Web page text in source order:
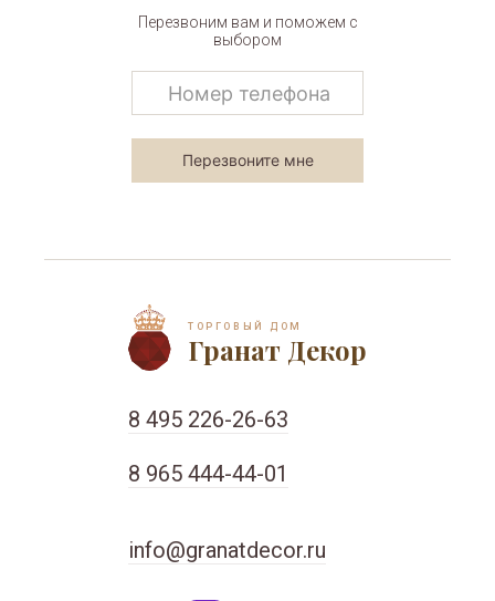
Перезвоним вам и поможем с
выбором
ТОРГОВЫЙ ДОМ
Гранат Декор
8 495 226-26-63
8 965 444-44-01
info@granatdecor.ru